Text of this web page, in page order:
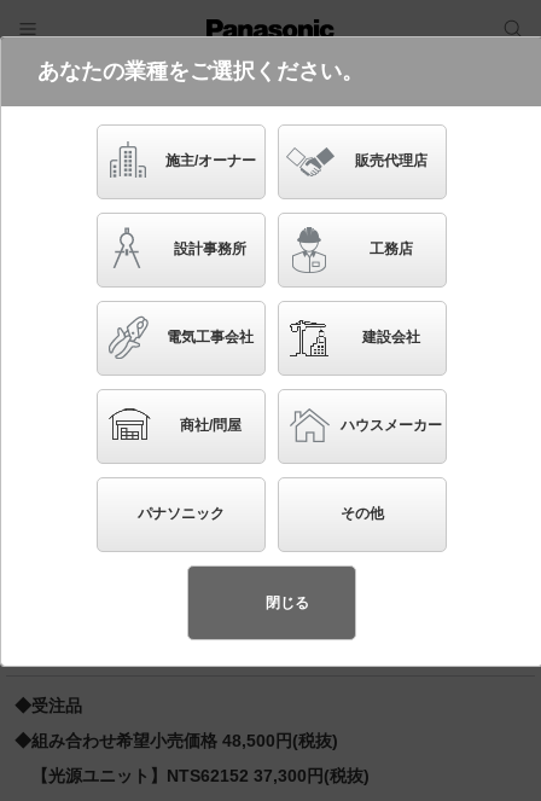
電気・建築設備（ビジネス）
フリーワード
品番・キーワード
かんたん照度計算
NTS62152
(電源100形非調光LE9・ディフュージ
ョンフィルターとの組み合わせ（各部
材は別売）)
起動方式違いの商品を見る
天井埋込型 LED（温白色） ユニバーサルダウンライ
ト・システムライト J12V50形（35W）器具相当・配光
調整機能付・1灯用 埋込穴□100 TOLSO（トルソ
ー） 12Vミニハロゲン電球50形1灯器具相当 LED 100
要望にお応えできる商品群です。）
◆受注品
◆組み合わせ希望小売価格 48,500円(税抜)
【光源ユニット】NTS62152 37,300円(税抜)
あなたの業種をご選択ください。
施主/オーナー 販売代理店
設計事務所 工務店
電気工事会社 建設会社
商社/問屋 ハウスメーカー
パナソニック その他
閉じる